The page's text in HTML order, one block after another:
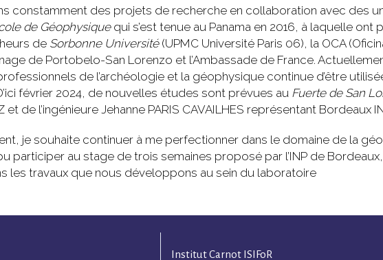
constamment des projets de recherche en collaboration avec des
de Géophysiquequi s’est tenue au Panama en 2016, à laquelle ont
de Sorbonne Université(UPMC Université Paris 06), la OCA
de Portobelo-San Lorenzo et l’Ambassade de France.
de l’archéologie et la géophysique continue d’être
février 2024, de nouvelles études sont prévues au Fuerte de San
et de l’ingénieure Jehanne PARIS CAVAILHES représentant Bordeaux
je souhaite continuer à me perfectionner dans le domaine de la
participer au stage de trois semaines proposé par l’INP de
les travaux que nous développons au sein du laboratoire
Institut Carnot ISIFoR